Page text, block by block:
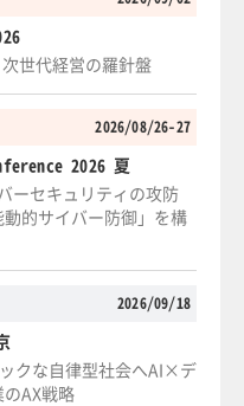
世代経営の羅針盤
2026/08/26-27
2026 夏
ーセキュリティの攻防
的サイバー防御」を構
2026/09/18
クな自律型社会へAI×デ
AX戦略